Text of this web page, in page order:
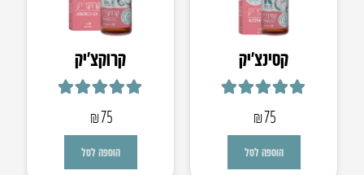
קסינצ’יק
5.00
₪75
הוספה לסל
קרוקצ׳יק
5.00
₪75
הוספה לסל